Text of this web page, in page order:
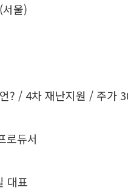
울)
? / 4차 재난지원 / 주가
로듀서
대표